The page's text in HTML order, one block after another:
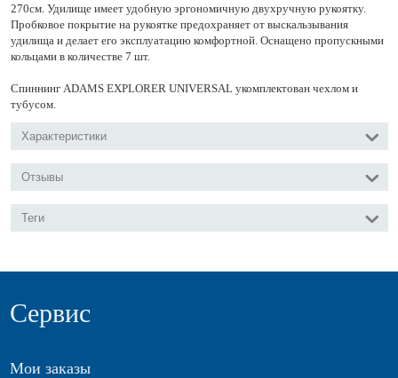
270см. Удилище имеет удобную эргономичную двухручную рукоятку.
Пробковое покрытие на рукоятке предохраняет от выскальзывания
удилища и делает его эксплуатацию комфортной. Оснащено пропускными
кольцами в количестве 7 шт.
Спиннинг ADAMS EXPLORER UNIVERSAL укомплектован чехлом и
тубусом.
Характеристики
Отзывы
Теги
Сервис
Мои заказы